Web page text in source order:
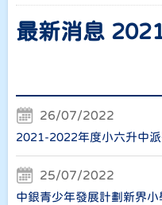
最新消息
26/07/2022
2021-2022年度小六升中
25/07/2022
中銀青少年發展計劃新界